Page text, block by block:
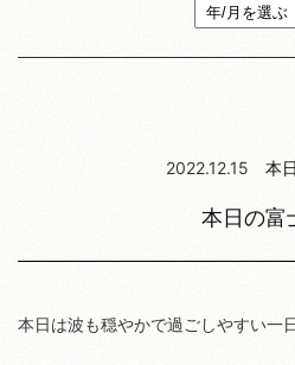
2022.12.15 本
本日の富
本日は波も穏やかで過ごしやすい一